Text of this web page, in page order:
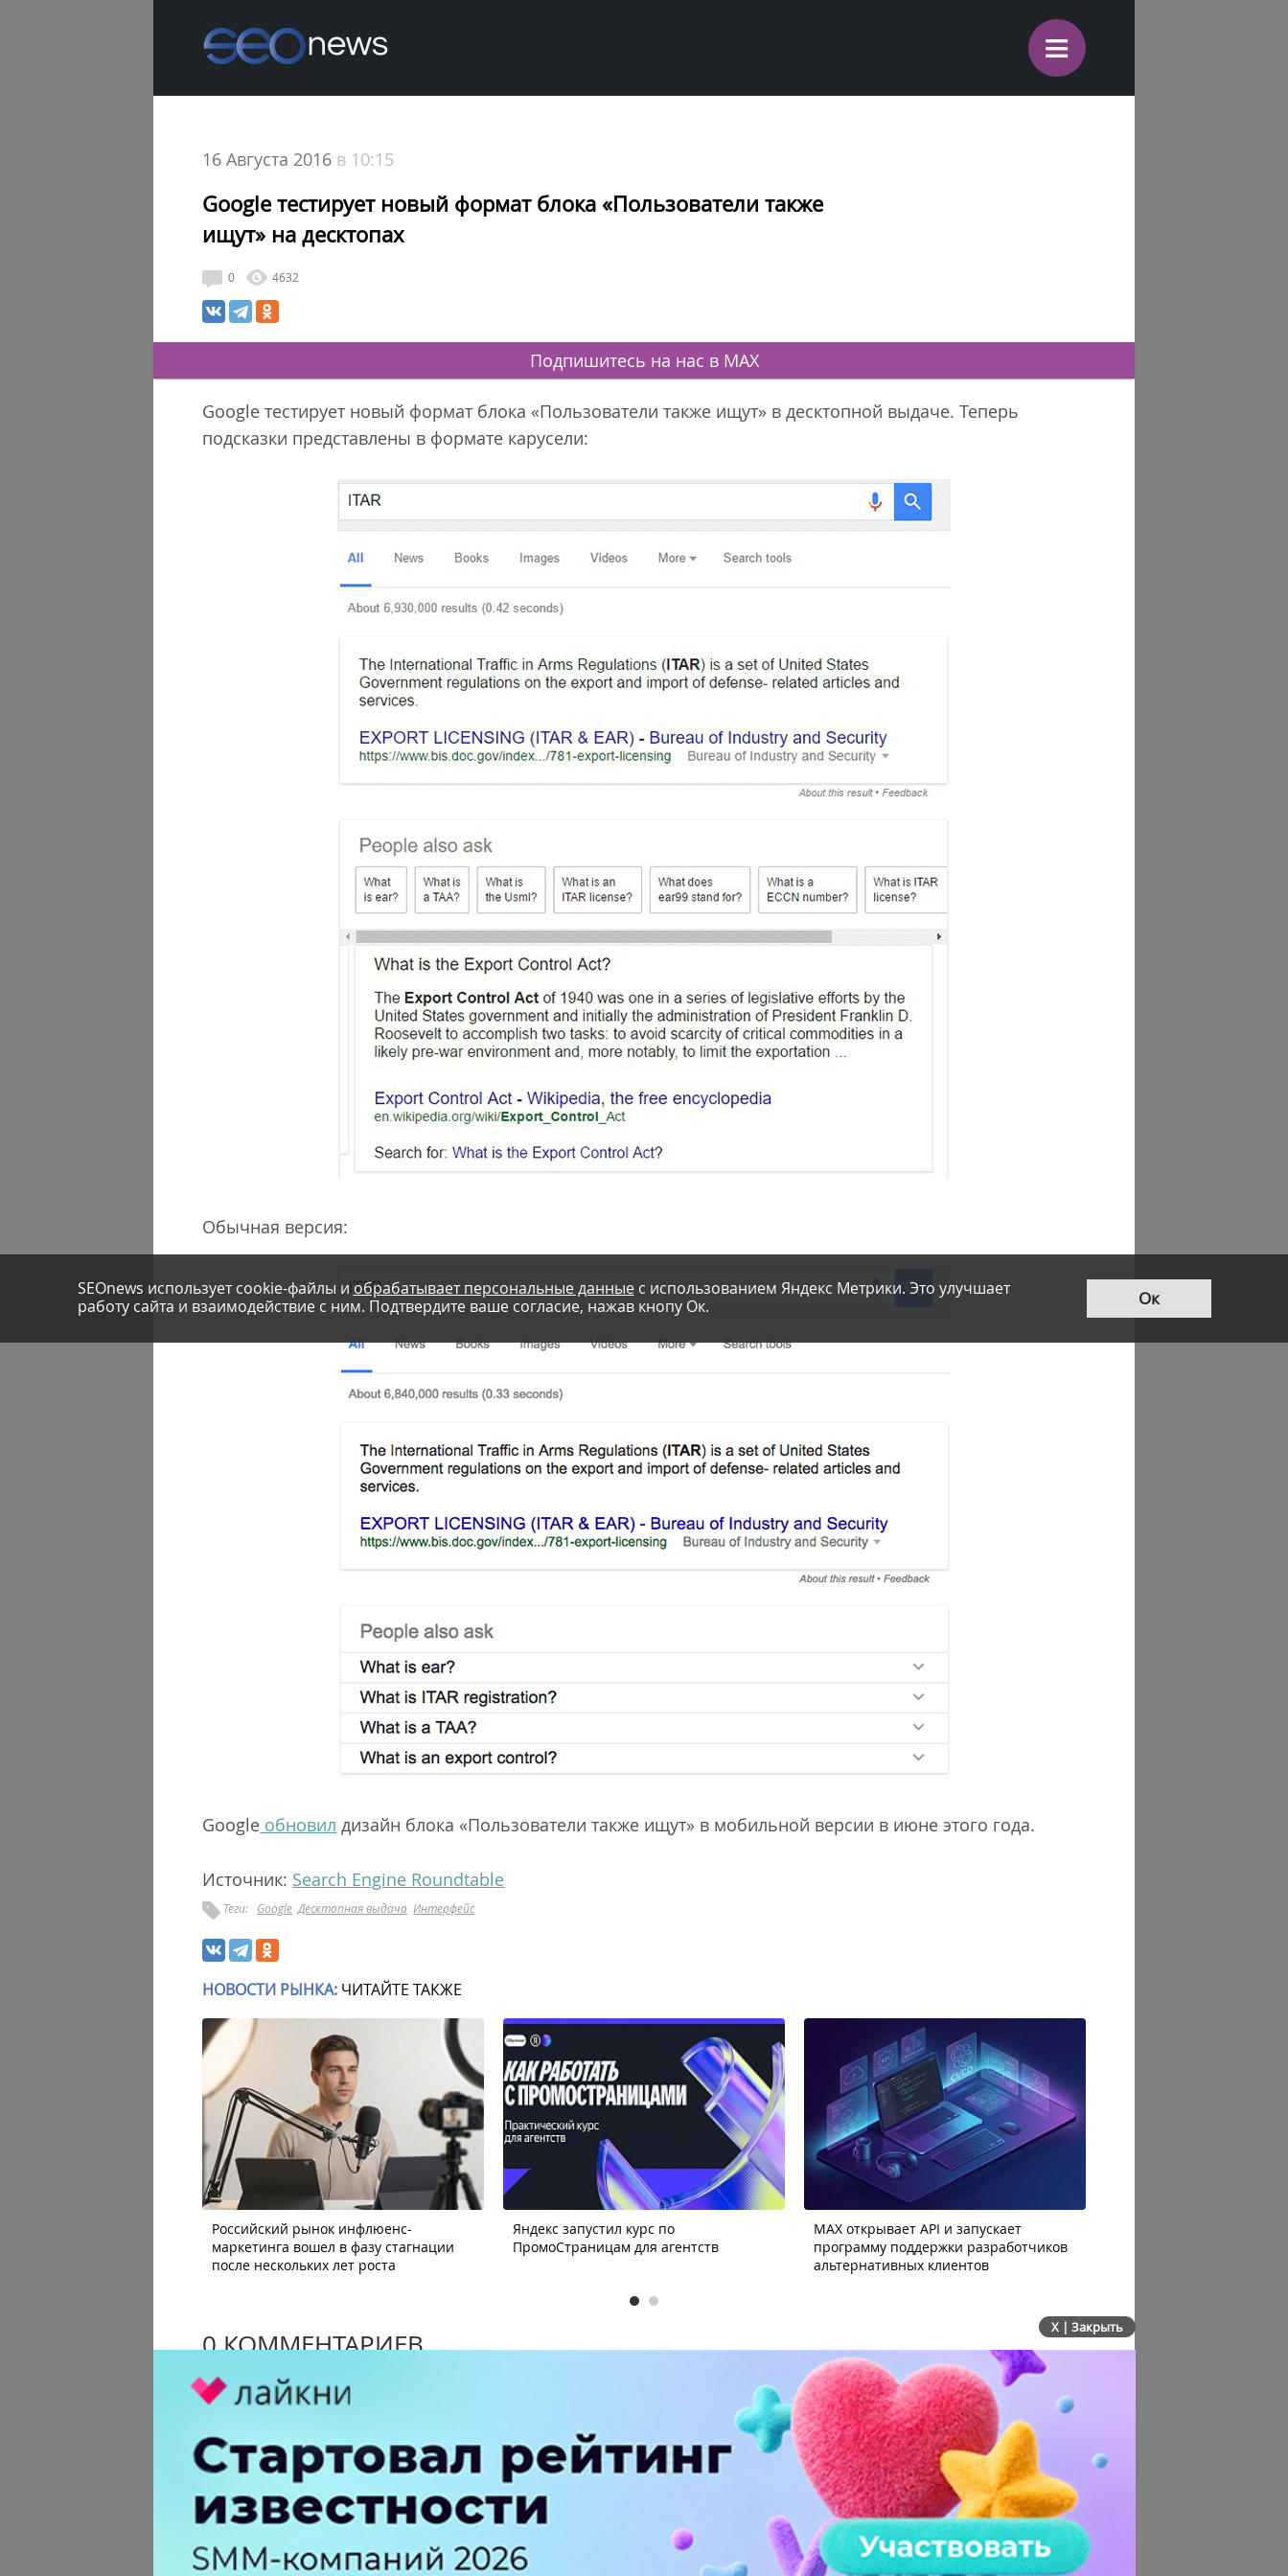
≡
16 Августа 2016 в 10:15
Google тестирует новый формат блока «Пользователи также
ищут» на десктопах
0 4632
Подпишитесь на нас в MAX
Google тестирует новый формат блока «Пользователи также ищут» в десктопной выдаче. Теперь
подсказки представлены в формате карусели:
Обычная версия:
Google обновил дизайн блока «Пользователи также ищут» в мобильной версии в июне этого года.
Источник: Search Engine Roundtable
Теги: Google Десктопная выдача Интерфейс
SEOnews использует cookie-файлы иобрабатывает персональные данныес использованием Яндекс Метрики. Это улучшает
работу сайта и взаимодействие с ним. Подтвердите ваше согласие, нажав кнопу Ок.
Ок
НОВОСТИ РЫНКА: ЧИТАЙТЕ ТАКЖЕ
Российский рынок инфлюенс-
маркетинга вошел в фазу стагнации
после нескольких лет роста
Яндекс запустил курс по
ПромоСтраницам для агентств
MAX открывает API и запускает
программу поддержки разработчиков
альтернативных клиентов
0 КОММЕНТАРИЕВ
X | Закрыть